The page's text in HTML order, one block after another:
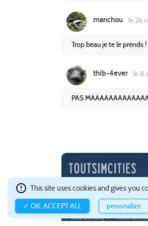
manchou le 26
Trop beau je te le prends !
thib-4ever le 8
PAS
Ce site est hébergé avec
à propos de TOUTSIMCITIES
bats SimCity 4
mods
This site uses cookies and gives you
✓ OK, ACCEPT ALL personalize